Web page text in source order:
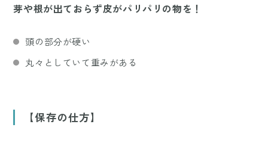
芽や根が出ておらず皮がパリパリの物を！
頭の部分が硬い
丸々としていて重みがある
【保存の仕方】